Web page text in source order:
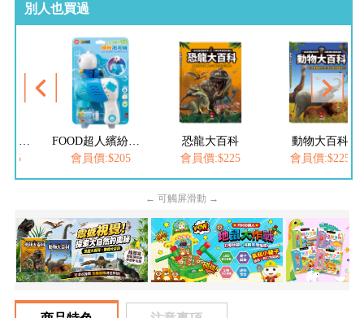
別人也買過
恐龍大百科
會員價:$225
動物大百科
會員價:$225
會員價:$252
← 可觸屏滑動 →